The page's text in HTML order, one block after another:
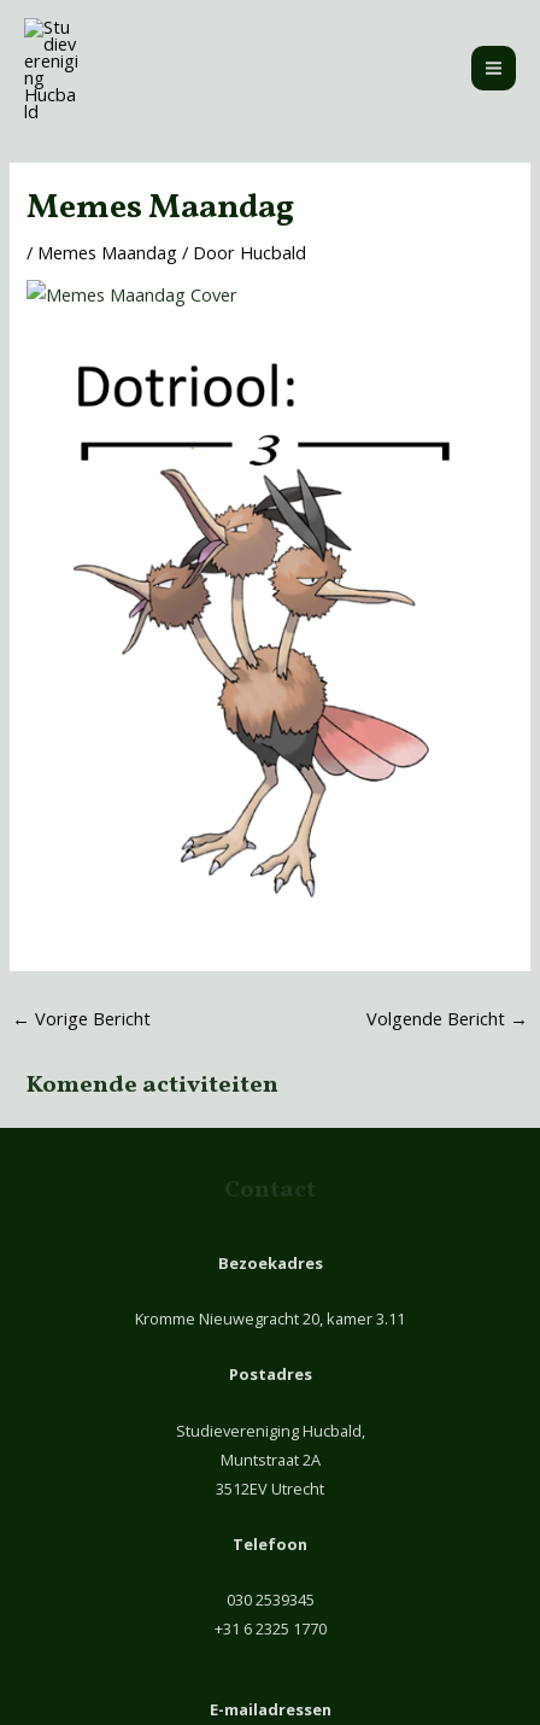
naar
inhoud
Memes Maandag
/ Memes Maandag / Door Hucbald
← Vorige Bericht Volgende Bericht →
Komende activiteiten
Contact
Bezoekadres
Kromme Nieuwegracht 20, kamer 3.11
Postadres
Studievereniging Hucbald,
Muntstraat 2A
3512EV Utrecht
Telefoon
030 2539345
+31 6 2325 1770
E-mailadressen